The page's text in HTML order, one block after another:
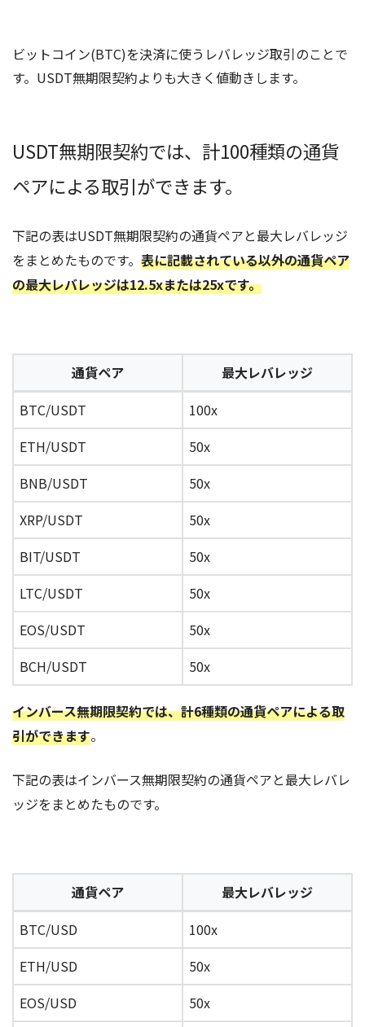
ビットコイン(BTC)を決済に使うレバレッジ取引のことで
す。USDT無期限契約よりも大きく値動きします。
USDT無期限契約では、計100種類の通貨
ペアによる取引ができます。
下記の表はUSDT無期限契約の通貨ペアと最大レバレッジ
をまとめたものです。 表に記載されている以外の通貨ペア
の最大レバレッジは12.5xまたは25xです。
通貨ペア
最大レバレッジ
BTC/USDT
100x
ETH/USDT
50x
BNB/USDT
50x
XRP/USDT
50x
BIT/USDT
50x
LTC/USDT
50x
EOS/USDT
50x
BCH/USDT
50x
インバース無期限契約では、計6種類の通貨ペアによる取
引ができます。
下記の表はインバース無期限契約の通貨ペアと最大レバレ
ッジをまとめたものです。
通貨ペア
最大レバレッジ
BTC/USD
100x
ETH/USD
50x
EOS/USD
50x